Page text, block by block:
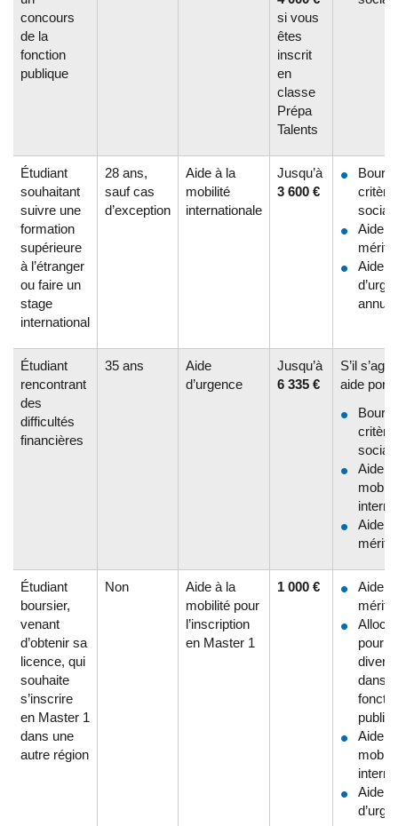
concours
de la
fonction
publique
si vous
êtes
inscrit
en
classe
Prépa
Talents
Étudiant
souhaitant
suivre une
formation
supérieure
à l’étranger
ou faire un
stage
international
28 ans,
sauf cas
d’exception
Aide à la
mobilité
internationale
Jusqu’à
3 600 €
Aide
mérite
Aide
Étudiant
rencontrant
des
difficultés
financières
35 ans
Aide
d’urgence
Jusqu’à
6 335 €
S’il s’agit
aide
Aide à
Aide
mérite
Étudiant
boursier,
venant
d’obtenir sa
licence, qui
souhaite
s’inscrire
en Master 1
dans une
autre région
Non
Aide à la
mobilité pour
l’inscription
en Master 1
1 000 €
Aide
mérite
pour la
dans
Aide à
Aide